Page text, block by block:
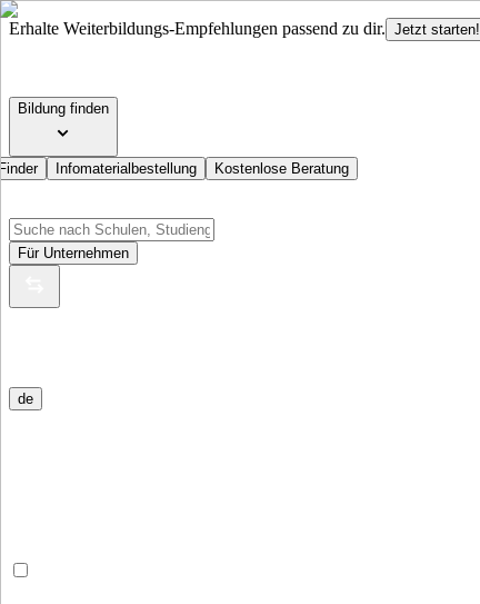
Erhalte Weiterbildungs-Empfehlungen passend zu dir. Jetzt starten!
Bildung finden
Infomaterialbestellung Kostenlose Beratung
Für Unternehmen
de